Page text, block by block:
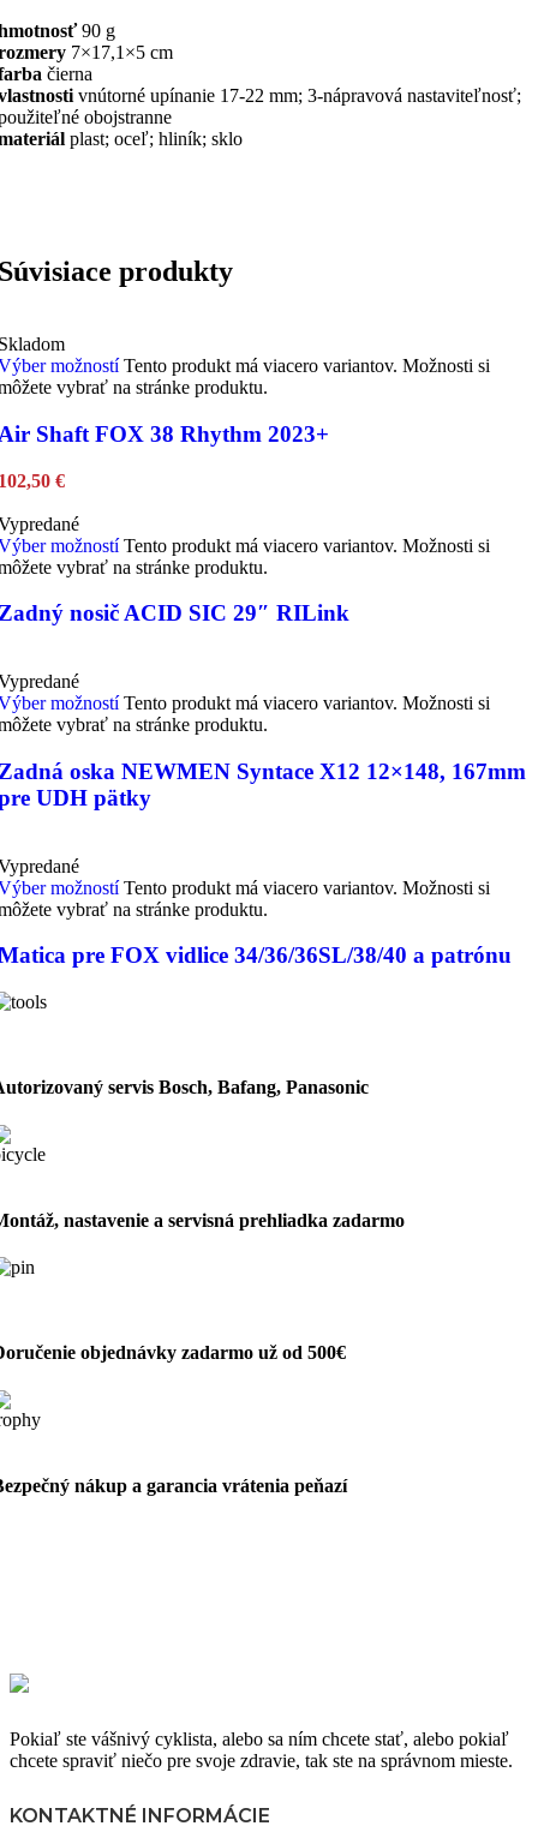
90 g
7×17,1×5 cm
čierna
vnútorné upínanie 17-22 mm; 3-nápravová nastaviteľnosť;
obojstranne
plast; oceľ; hliník; sklo
produkty
možností Tento produkt má viacero variantov. Možnosti si
vybrať na stránke produktu.
Shaft FOX 38 Rhythm 2023+
€
možností Tento produkt má viacero variantov. Možnosti si
vybrať na stránke produktu.
nosič ACID SIC 29″ RILink
možností Tento produkt má viacero variantov. Možnosti si
vybrať na stránke produktu.
oska NEWMEN Syntace X12 12×148, 167mm
UDH pätky
možností Tento produkt má viacero variantov. Možnosti si
vybrať na stránke produktu.
pre FOX vidlice 34/36/36SL/38/40 a patrónu
servis Bosch, Bafang, Panasonic
nastavenie a servisná prehliadka zadarmo
objednávky zadarmo už od 500€
nákup a garancia vrátenia peňazí
Pokiaľ ste vášnivý cyklista, alebo sa ním chcete stať, alebo pokiaľ
chcete spraviť niečo pre svoje zdravie, tak ste na správnom mieste.
KONTAKTNÉ INFORMÁCIE